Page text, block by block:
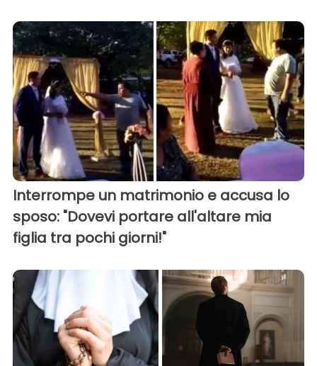
Interrompe un matrimonio e accusa lo
sposo: "Dovevi portare all'altare mia
figlia tra pochi giorni!"